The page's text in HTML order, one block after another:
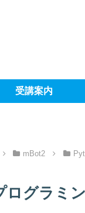
受講案内
mBot2
ログラミ